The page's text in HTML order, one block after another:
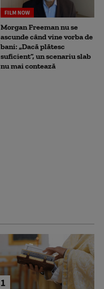
FILM NOW
Morgan Freeman nu se
ascunde când vine vorba de
bani: „Dacă plătesc
suficient”, un scenariu slab
nu mai contează
1